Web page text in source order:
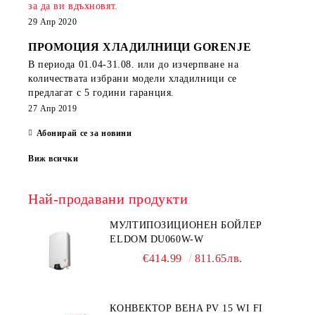
за да ви вдъхновят.
29 Апр 2020
ПРОМОЦИЯ ХЛАДИЛНИЦИ GORENJE
В периода 01.04-31.08. или до изчерпване на
количествата избрани модели хладилници се
предлагат с 5 години гаранция.
27 Апр 2019
Абонирай се за новини
Виж всички
Най-продавани продукти
МУЛТИПОЗИЦИОНЕН БОЙЛЕР
ELDOM DU060W-W
€414.99 811.65лв.
КОНВЕКТОР BEHA PV 15 WI FI